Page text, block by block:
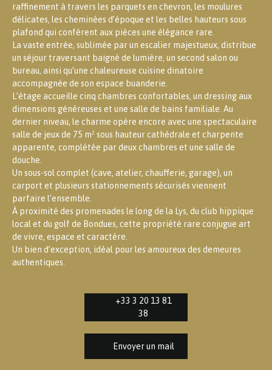
raffinement à travers les parquets en chevron, les moulures
délicates, les cheminées d’époque et les belles hauteurs sous
plafond qui confèrent aux pièces une élégance rare.
La vaste entrée, sublimée par un escalier majestueux, distribue
un séjour traversant baigné de lumière, un second salon ou
bureau, ainsi qu’une chaleureuse cuisine dinatoire
accompagnée de son espace buanderie.
L’étage accueille cinq chambres confortables, un dressing aux
dimensions généreuses et une salle de bains familiale. Au
dernier niveau, le charme opère encore avec une spectaculaire
salle de jeux de 75 m² sous hauteur cathédrale et charpente
apparente, complétée par deux chambres et une salle de
douche.
Un sous-sol complet (cave, atelier, chaufferie, garage), un
carport et plusieurs stationnements sécurisés viennent
parfaire l’ensemble.
À proximité des promenades le long de la Lys, du club hippique
local et du golf de Bondues, cette propriété rare conjugue art
de vivre, espace et caractère.
Un bien d’exception, idéal pour les amoureux des demeures
authentiques.
+33 3 20 13 81
38
Envoyer un mail